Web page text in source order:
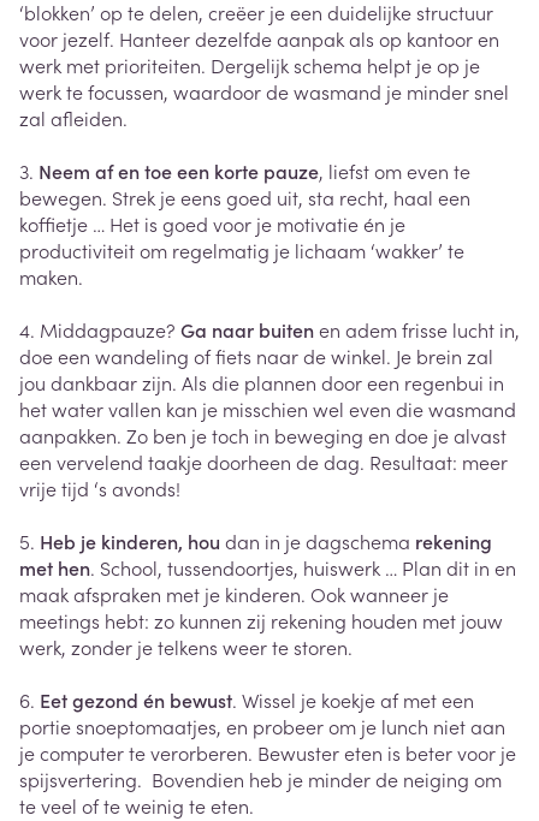
‘blokken’ op te delen, creëer je een duidelijke structuur
voor jezelf. Hanteer dezelfde aanpak als op kantoor en
werk met prioriteiten. Dergelijk schema helpt je op je
werk te focussen, waardoor de wasmand je minder snel
zal afleiden.
3. Neem af en toe een korte pauze, liefst om even te
bewegen. Strek je eens goed uit, sta recht, haal een
koffietje … Het is goed voor je motivatie én je
productiviteit om regelmatig je lichaam ‘wakker’ te
maken.
4. Middagpauze? Ga naar buitenen adem frisse lucht in,
doe een wandeling of fiets naar de winkel. Je brein zal
jou dankbaar zijn. Als die plannen door een regenbui in
het water vallen kan je misschien wel even die wasmand
aanpakken. Zo ben je toch in beweging en doe je alvast
een vervelend taakje doorheen de dag. Resultaat: meer
vrije tijd ‘s avonds!
5. Heb je kinderen, hou dan in je dagschema rekening
met hen. School, tussendoortjes, huiswerk … Plan dit in en
maak afspraken met je kinderen. Ook wanneer je
meetings hebt: zo kunnen zij rekening houden met jouw
werk, zonder je telkens weer te storen.
6. Eet gezond én bewust. Wissel je koekje af met een
portie snoeptomaatjes, en probeer om je lunch niet aan
je computer te verorberen. Bewuster eten is beter voor je
spijsvertering. Bovendien heb je minder de neiging om
te veel of te weinig te eten.